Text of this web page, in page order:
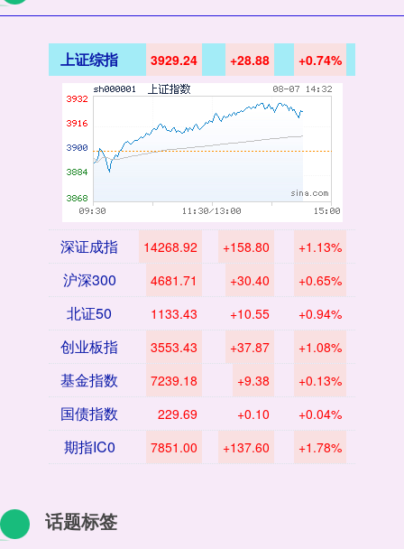
上证综指 3929.24 +28.88 +0.74%
深证成指 14268.92 +158.80 +1.13%
沪深300 4681.71 +30.40 +0.65%
北证50 1133.43 +10.55 +0.94%
创业板指 3553.43 +37.87 +1.08%
基金指数 7239.18 +9.38 +0.13%
国债指数 229.69 +0.10 +0.04%
期指IC0 7851.00 +137.60 +1.78%
话题标签